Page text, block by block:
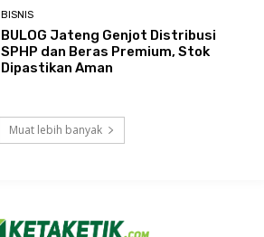
BISNIS
BULOG Jateng Genjot Distribusi
SPHP dan Beras Premium, Stok
Dipastikan Aman
Muat lebih banyak